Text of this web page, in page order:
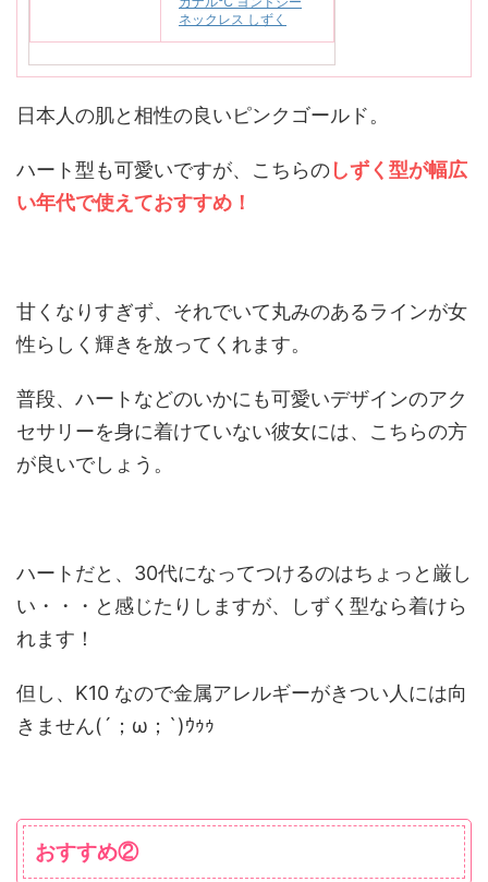
ネックレス しずく
日本人の肌と相性の良いピンクゴールド。
ハート型も可愛いですが、こちらのしずく型が幅広
い年代で使えておすすめ！
甘くなりすぎず、それでいて丸みのあるラインが女
性らしく輝きを放ってくれます。
普段、ハートなどのいかにも可愛いデザインのアク
セサリーを身に着けていない彼女には、こちらの方
が良いでしょう。
ハートだと、30代になってつけるのはちょっと厳し
い・・・と感じたりしますが、しずく型なら着けら
れます！
但し、K10 なので金属アレルギーがきつい人には向
きません(´；ω；`)ｳｩｩ
おすすめ②